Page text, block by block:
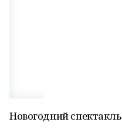
Новогодний